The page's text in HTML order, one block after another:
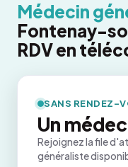
Médecin
Fontenay-
RDV en
SANS RENDEZ-
Un
Rejoignez la file
généraliste